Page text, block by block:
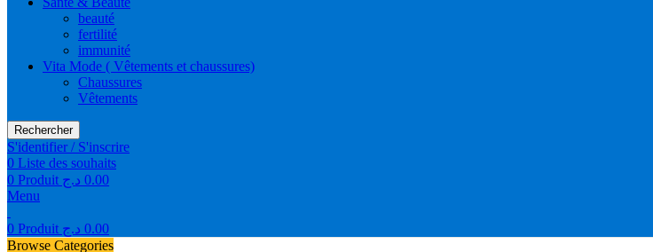
beauté
fertilité
immunité
Vita Mode ( Vêtements et chaussures)
Chaussures
Vêtements
Rechercher
S'identifier / S'inscrire
0 Liste des souhaits
0 Produit 0.00 د.ج
Menu
0 Produit 0.00 د.ج
Browse Categories